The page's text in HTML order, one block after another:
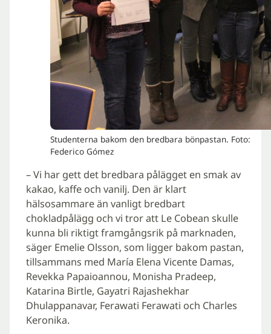
Studenterna bakom den bredbara bönpastan. Foto:
Federico Gómez
– Vi har gett det bredbara pålägget en smak av
kakao, kaffe och vanilj. Den är klart
hälsosammare än vanligt bredbart
chokladpålägg och vi tror att Le Cobean skulle
kunna bli riktigt framgångsrik på marknaden,
säger Emelie Olsson, som ligger bakom pastan,
tillsammans med María Elena Vicente Damas,
Revekka Papaioannou, Monisha Pradeep,
Katarina Birtle, Gayatri Rajashekhar
Dhulappanavar, Ferawati Ferawati och Charles
Keronika.